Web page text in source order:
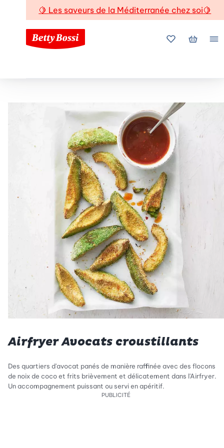
🍋 Les saveurs de la Méditerranée chez soi🍋
Mes favoris
Mon
Airfryer Avocats croustillants
Des quartiers d'avocat panés de manière raffinée avec des flocons
de noix de coco et frits brièvement et délicatement dans l'Airfryer.
Un accompagnement puissant ou servi en apéritif.
PUBLICITÉ